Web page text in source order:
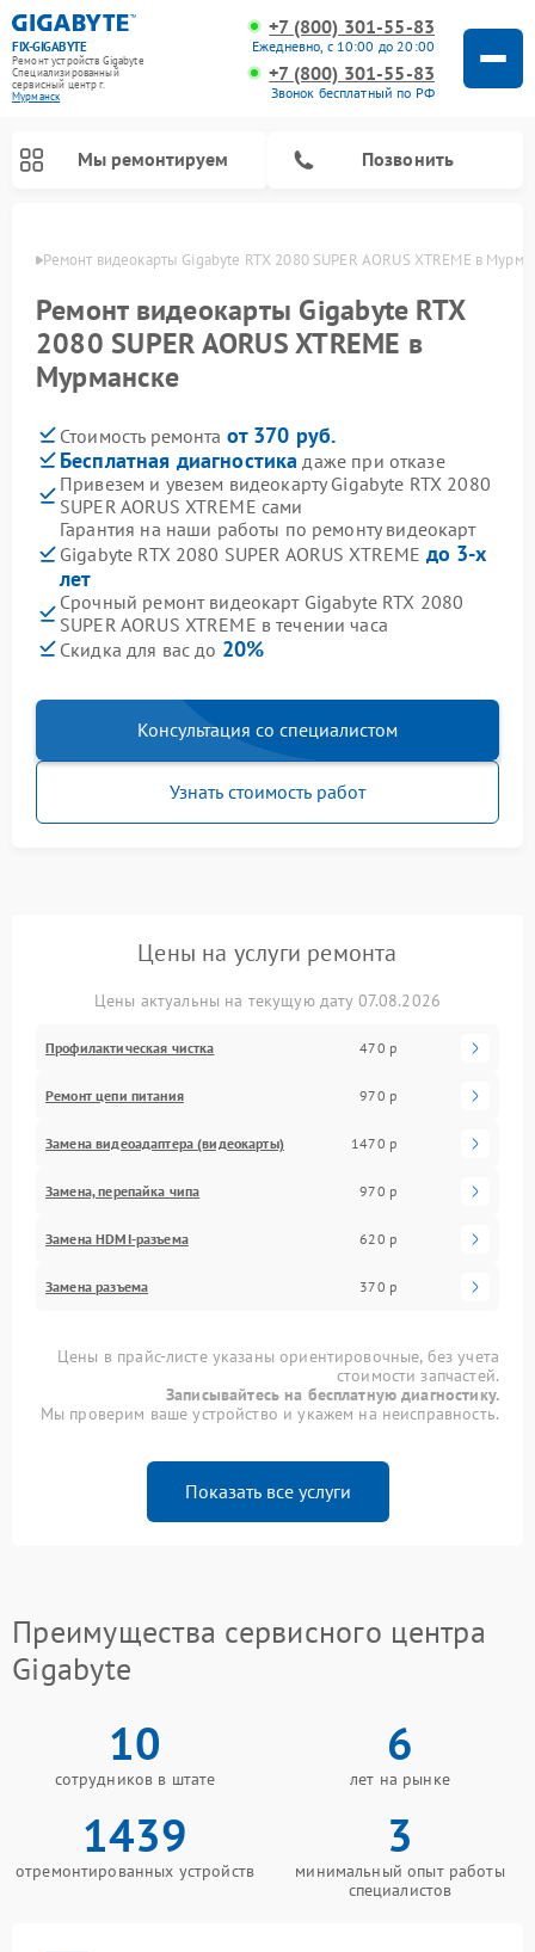
FIX-GIGABYTE
Ремонт устройств Gigabyte
Специализированный
cервисный центр г.
Мурманск
+7 (800) 301-55-83
Ежедневно, с 10:00 до 20:00
+7 (800) 301-55-83
Звонок бесплатный по РФ
Мы ремонтируем Позвонить
Ремонт видеокарты Gigabyte RTX 2080 SUPER AORUS XTREME в
Ремонт видеокарты Gigabyte RTX
2080 SUPER AORUS XTREME в
Мурманске
Стоимость ремонта от 370 руб.
Бесплатная диагностика даже при отказе
Привезем и увезем видеокарту Gigabyte RTX 2080
SUPER AORUS XTREME сами
Гарантия на наши работы по ремонту видеокарт
Gigabyte RTX 2080 SUPER AORUS XTREME до 3-х
лет
Срочный ремонт видеокарт Gigabyte RTX 2080
SUPER AORUS XTREME в течении часа
Скидка для вас до 20%
Консультация со специалистом
Узнать стоимость работ
Цены на услуги ремонта
Цены актуальны на текущую дату 07.08.2026
Профилактическая чистка 470 р
Ремонт цепи питания 970 р
Замена видеоадаптера (видеокарты) 1470 р
Замена, перепайка чипа 970 р
Замена HDMI-разъема 620 р
Замена разъема 370 р
Цены в прайс-листе указаны ориентировочные, без учета
стоимости запчастей.
Записывайтесь на бесплатную диагностику.
Мы проверим ваше устройство и укажем на неисправность.
Показать все услуги
Преимущества сервисного центра
Gigabyte
10
сотрудников в штате
6
лет на рынке
1439
отремонтированных устройств
3
минимальный опыт работы
специалистов